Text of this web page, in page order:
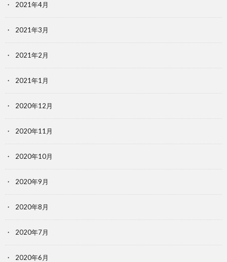
2021年4月
2021年3月
2021年2月
2021年1月
2020年12月
2020年11月
2020年10月
2020年9月
2020年8月
2020年7月
2020年6月